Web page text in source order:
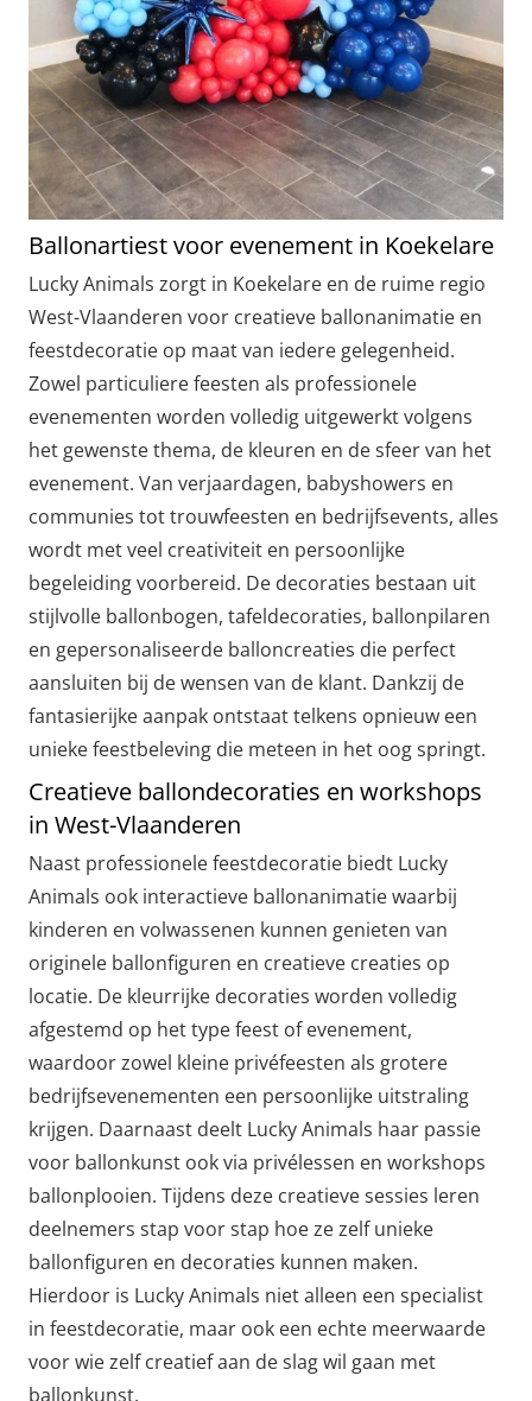
Ballonartiest voor evenement in Koekelare
Lucky Animals zorgt in Koekelare en de ruime regio
West-Vlaanderen voor creatieve ballonanimatie en
feestdecoratie op maat van iedere gelegenheid.
Zowel particuliere feesten als professionele
evenementen worden volledig uitgewerkt volgens
het gewenste thema, de kleuren en de sfeer van het
evenement. Van verjaardagen, babyshowers en
communies tot trouwfeesten en bedrijfsevents, alles
wordt met veel creativiteit en persoonlijke
begeleiding voorbereid. De decoraties bestaan uit
stijlvolle ballonbogen, tafeldecoraties, ballonpilaren
en gepersonaliseerde balloncreaties die perfect
aansluiten bij de wensen van de klant. Dankzij de
fantasierijke aanpak ontstaat telkens opnieuw een
unieke feestbeleving die meteen in het oog springt.
Creatieve ballondecoraties en workshops
in West-Vlaanderen
Naast professionele feestdecoratie biedt Lucky
Animals ook interactieve ballonanimatie waarbij
kinderen en volwassenen kunnen genieten van
originele ballonfiguren en creatieve creaties op
locatie. De kleurrijke decoraties worden volledig
afgestemd op het type feest of evenement,
waardoor zowel kleine privéfeesten als grotere
bedrijfsevenementen een persoonlijke uitstraling
krijgen. Daarnaast deelt Lucky Animals haar passie
voor ballonkunst ook via privélessen en workshops
ballonplooien. Tijdens deze creatieve sessies leren
deelnemers stap voor stap hoe ze zelf unieke
ballonfiguren en decoraties kunnen maken.
Hierdoor is Lucky Animals niet alleen een specialist
in feestdecoratie, maar ook een echte meerwaarde
voor wie zelf creatief aan de slag wil gaan met
ballonkunst.